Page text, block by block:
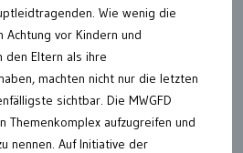
Wie wenig die
vor Kindern und
den Eltern als ihre
machten nicht nur die letzten
sichtbar. Die MWGFD
Themenkomplex aufzugreifen und
nennen. Auf Initiative der